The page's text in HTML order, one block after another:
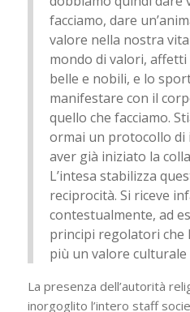
facciamo, dare
valore nella nostra
mondo di valori,
belle e nobili, e lo
manifestare con il
quello che facciamo.
ormai un protocollo di
aver già iniziato la
L’intesa stabilizza
reciprocità. Si riceve
contestualmente, ad
principi regolatori che
più un valore culturale
La presenza dell’autorità
inorgoglito l’intero staff